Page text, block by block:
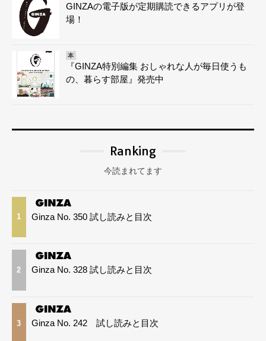
GINZAの電子版が定期購読できるアプリが登
場！
本
『GINZA特別編集 おしゃれな人が毎日使うも
の、暮らす部屋』発売中
Ranking
今読まれてます
1 Ginza No. 350 試し読みと目次
2 Ginza No. 328 試し読みと目次
3 Ginza No. 242 試し読みと目次